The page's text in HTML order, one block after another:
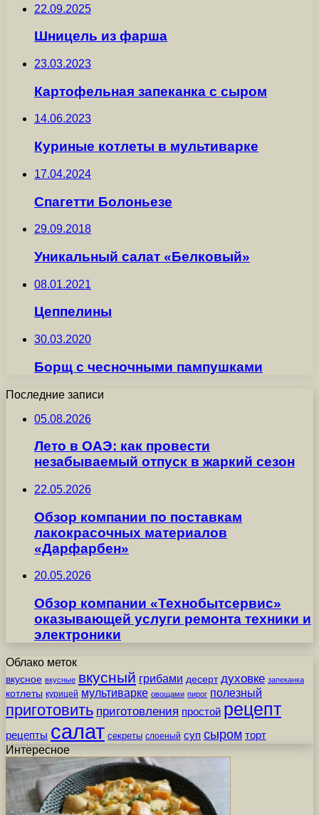
22.09.2025
Шницель из фарша
23.03.2023
Картофельная запеканка с сыром
14.06.2023
Куриные котлеты в мультиварке
17.04.2024
Спагетти Болоньезе
29.09.2018
Уникальный салат «Белковый»
08.01.2021
Цеппелины
30.03.2020
Борщ с чесночными пампушками
Последние записи
05.08.2026
Лето в ОАЭ: как провести
незабываемый отпуск в жаркий сезон
22.05.2026
Обзор компании по поставкам
лакокрасочных материалов
«Дарфарбен»
20.05.2026
Обзор компании «Технобытсервис»
оказывающей услуги ремонта техники и
электроники
Облако меток
вкусное вкусные вкусный грибами десерт духовке запеканка
котлеты курицей мультиварке овощами пирог полезный
приготовить приготовления простой рецепт
рецепты салат секреты слоеный суп сыром торт
Интересное